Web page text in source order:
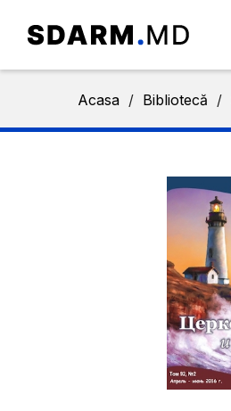
Acasa / Bibliotecă /